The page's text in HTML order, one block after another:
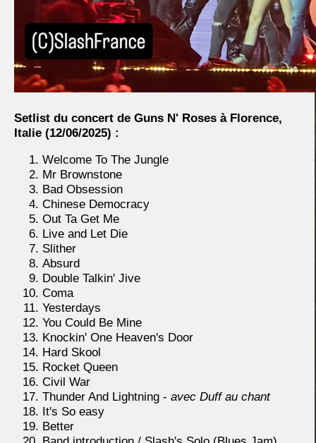
Setlist du concert de Guns N' Roses à Florence,
Italie (12/06/2025) :
Welcome To The Jungle
Mr Brownstone
Bad Obsession
Chinese Democracy
Out Ta Get Me
Live and Let Die
Slither
Absurd
Double Talkin' Jive
Coma
Yesterdays
You Could Be Mine
Knockin' One Heaven's Door
Hard Skool
Rocket Queen
Civil War
Thunder And Lightning - avec Duff au chant
It's So easy
Better